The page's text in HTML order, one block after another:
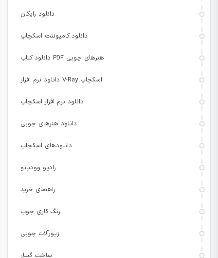
دانلود رایگان
دانلود کامپوننت اسکچاپ
دانلود کتاب PDF هنرهای چوبی
دانلود نرم افزار V-Ray اسکچاپ
دانلود نرم افزار اسکچاپ
دانلود هنرهای چوبی
دانلودهای اسکچاپ
رادیو وودیانو
راهنمای خرید
رنگ کاری چوب
زیورآلات چوبی
ساخت گیتار